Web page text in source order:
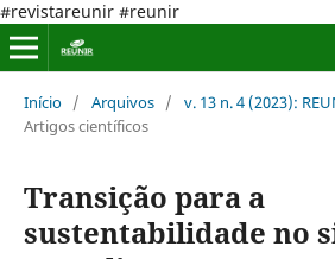
#revistareunir #reunir
Início / Arquivos / v. 13 n. 4 (2023):
Artigos científicos
Transição para a
sustentabilidade no